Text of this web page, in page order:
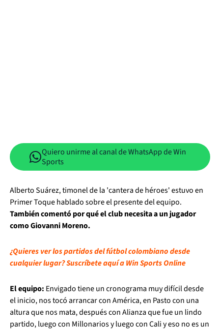
Quiero unirme al canal de WhatsApp de Win
Sports
Alberto Suárez, timonel de la 'cantera de héroes' estuvo en
Primer Toque hablado sobre el presente del equipo.
También comentó por qué el club necesita a un jugador
como Giovanni Moreno.
¿Quieres ver los partidos del fútbol colombiano desde
cualquier lugar? Suscríbete aquí a Win Sports Online
El equipo: Envigado tiene un cronograma muy difícil desde
el inicio, nos tocó arrancar con América, en Pasto con una
altura que nos mata, después con Alianza que fue un lindo
partido, luego con Millonarios y luego con Cali y eso no es un